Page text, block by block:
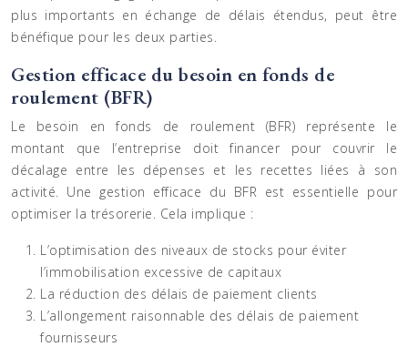
plus importants en échange de délais étendus, peut être
bénéfique pour les deux parties.
Gestion efficace du besoin en fonds de
roulement (BFR)
Le besoin en fonds de roulement (BFR) représente le
montant que l’entreprise doit financer pour couvrir le
décalage entre les dépenses et les recettes liées à son
activité. Une gestion efficace du BFR est essentielle pour
optimiser la trésorerie. Cela implique :
L’optimisation des niveaux de stocks pour éviter
l’immobilisation excessive de capitaux
La réduction des délais de paiement clients
L’allongement raisonnable des délais de paiement
fournisseurs